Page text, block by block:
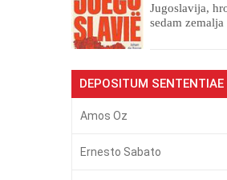
Jugoslavija,
sedam
DEPOSITUM SENTENTIAE
Amos Oz
Ernesto Sabato